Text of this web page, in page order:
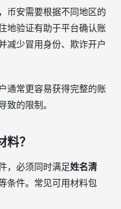
币安需要根据不同地区的
地验证有助于平台确认账
减少冒用身份、欺诈开户
通常更容易获得完整的账
致的限制。
？
，必须同时满足姓名清
条件。常见可用材料包